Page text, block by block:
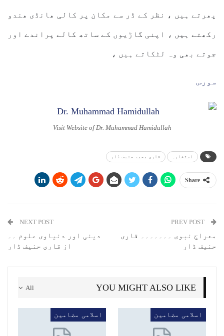
پھرتے ہیں ، نظر کے ڈر سے مکان پر کالی ھانڈی ھندو
رکھتے ہیں ، اپنی گاڑیوں کے ساتھ کالے پراندے اور
جوتے بھی وہ لٹکاتے ہیں ،
سورس
Visit Website of Dr. Muhammad Hamidullah
استخارہ قاری محمد حنیف ڈار
Share
معراج نبوی ۔۔۔۔۔۔۔ قاری
حنیف ڈار
NEXT POST
دینی اور دنیاوی علوم ۔۔
از قاری حنیف ڈار
All YOU MIGHT ALSO LIKE
اسلامی مضامین اسلامی مضامین